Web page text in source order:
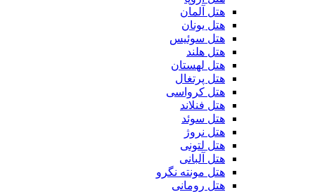
هتل آلمان
هتل یونان
هتل سوئیس
هتل هلند
هتل لهستان
هتل پرتغال
هتل کرواسی
هتل فنلاند
هتل سوئد
هتل نروژ
هتل لتونی
هتل آلبانی
هتل مونته نگرو
هتل رومانی